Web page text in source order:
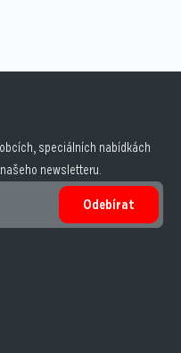
speciálních nabídkách
newsletteru.
Odebírat